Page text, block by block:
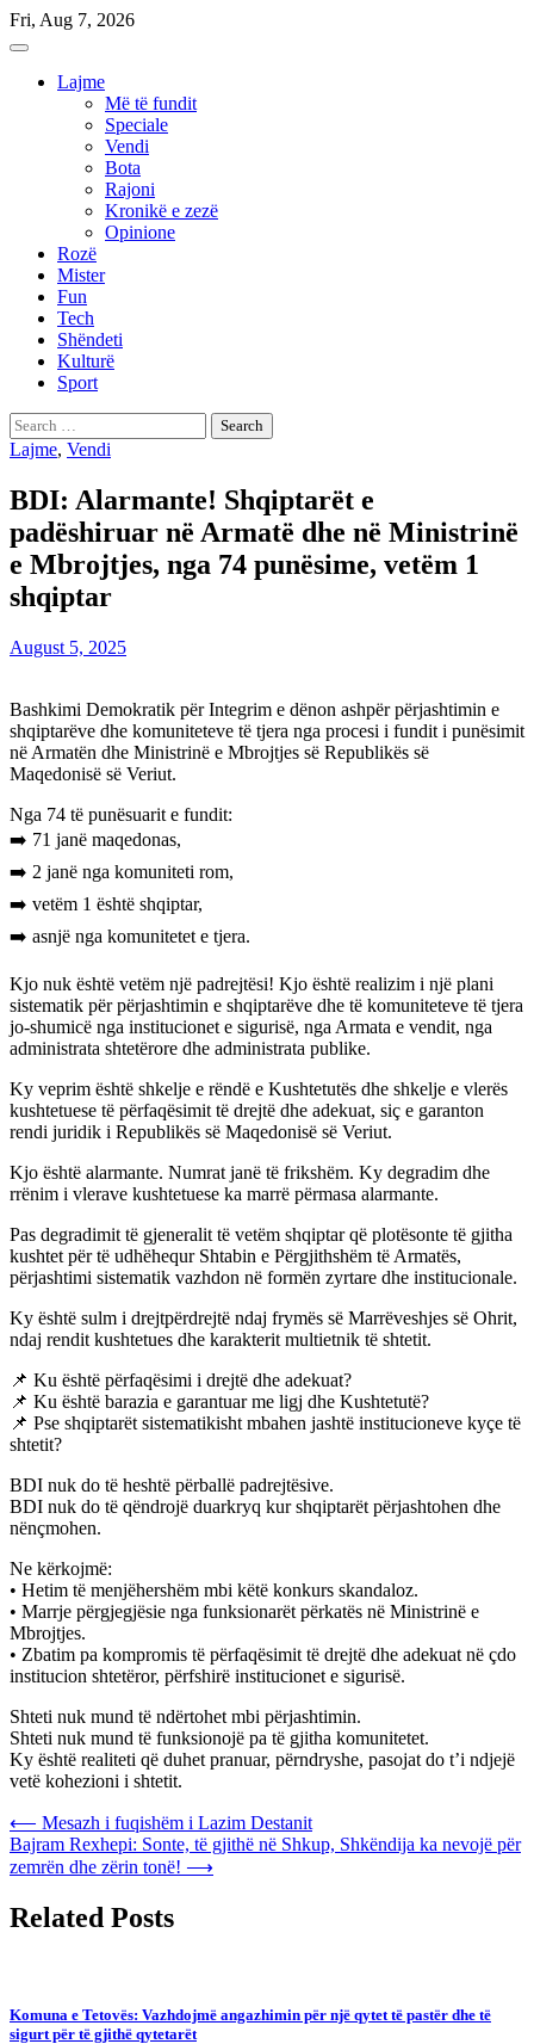
Skip
to
Fri, Aug 7, 2026
Lajme
Më të fundit
Speciale
Vendi
Bota
Rajoni
Kronikë e zezë
Opinione
Rozë
Mister
Fun
Tech
Shëndeti
Kulturë
Sport
Search
for:
Lajme, Vendi
BDI: Alarmante! Shqiptarët e
padëshiruar në Armatë dhe në Ministrinë
e Mbrojtjes, nga 74 punësime, vetëm 1
shqiptar
August 5, 2025
Bashkimi Demokratik për Integrim e dënon ashpër përjashtimin e
shqiptarëve dhe komuniteteve të tjera nga procesi i fundit i punësimit
në Armatën dhe Ministrinë e Mbrojtjes së Republikës së
Maqedonisë së Veriut.
Nga 74 të punësuarit e fundit:
➡️ 71 janë maqedonas,
➡️ 2 janë nga komuniteti rom,
➡️ vetëm 1 është shqiptar,
➡️ asnjë nga komunitetet e tjera.
Kjo nuk është vetëm një padrejtësi! Kjo është realizim i një plani
sistematik për përjashtimin e shqiptarëve dhe të komuniteteve të tjera
jo-shumicë nga institucionet e sigurisë, nga Armata e vendit, nga
administrata shtetërore dhe administrata publike.
Ky veprim është shkelje e rëndë e Kushtetutës dhe shkelje e vlerës
kushtetuese të përfaqësimit të drejtë dhe adekuat, siç e garanton
rendi juridik i Republikës së Maqedonisë së Veriut.
Kjo është alarmante. Numrat janë të frikshëm. Ky degradim dhe
rrënim i vlerave kushtetuese ka marrë përmasa alarmante.
Pas degradimit të gjeneralit të vetëm shqiptar që plotësonte të gjitha
kushtet për të udhëhequr Shtabin e Përgjithshëm të Armatës,
përjashtimi sistematik vazhdon në formën zyrtare dhe institucionale.
Ky është sulm i drejtpërdrejtë ndaj frymës së Marrëveshjes së Ohrit,
ndaj rendit kushtetues dhe karakterit multietnik të shtetit.
📌 Ku është përfaqësimi i drejtë dhe adekuat?
📌 Ku është barazia e garantuar me ligj dhe Kushtetutë?
📌 Pse shqiptarët sistematikisht mbahen jashtë institucioneve kyçe të
shtetit?
BDI nuk do të heshtë përballë padrejtësive.
BDI nuk do të qëndrojë duarkryq kur shqiptarët përjashtohen dhe
nënçmohen.
Ne kërkojmë:
• Hetim të menjëhershëm mbi këtë konkurs skandaloz.
• Marrje përgjegjësie nga funksionarët përkatës në Ministrinë e
Mbrojtjes.
• Zbatim pa kompromis të përfaqësimit të drejtë dhe adekuat në çdo
institucion shtetëror, përfshirë institucionet e sigurisë.
Shteti nuk mund të ndërtohet mbi përjashtimin.
Shteti nuk mund të funksionojë pa të gjitha komunitetet.
Ky është realiteti që duhet pranuar, përndryshe, pasojat do t’i ndjejë
vetë kohezioni i shtetit.
Post
navigation
⟵ Mesazh i fuqishëm i Lazim Destanit
Bajram Rexhepi: Sonte, të gjithë në Shkup, Shkëndija ka nevojë për
zemrën dhe zërin tonë! ⟶
Related Posts
Komuna e Tetovës: Vazhdojmë angazhimin për një qytet të pastër dhe të
sigurt për të gjithë qytetarët